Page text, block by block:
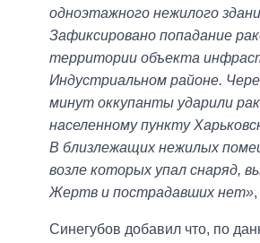
одноэтажного нежилого
Зафиксировано попадание
территории объекта
Индустриальном районе.
минут оккупанты ударили
населенному пункту
В близлежащих нежилых
возле которых упал снаряд,
Жертв и пострадавших нет»
Синегубов добавил что, по